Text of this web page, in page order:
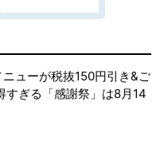
ニューが税抜150円引き&ご
すぎる「感謝祭」は8月14